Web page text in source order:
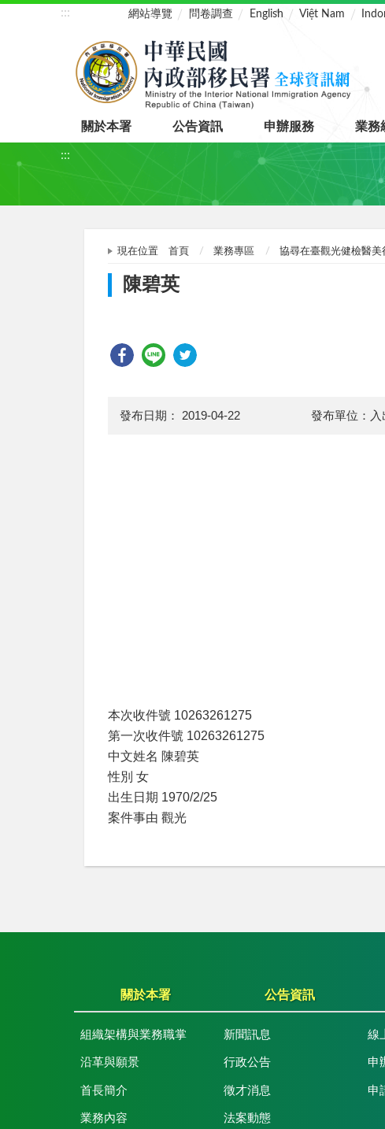
::: 網站導覽 問卷調查 English Việt Nam
關於本署 公告資訊 申辦服務 業務
:::
現在位置 首頁 業務專區 協尋在臺觀光健檢醫美
陳碧英
發布日期： 2019-04-22 發布單位：入
本次收件號 10263261275
第一次收件號 10263261275
中文姓名 陳碧英
性別 女
出生日期 1970/2/25
案件事由 觀光
關於本署
組織架構與業務職掌
沿革與願景
首長簡介
業務內容
公告資訊
新聞訊息
行政公告
徵才消息
法案動態
線
申
申